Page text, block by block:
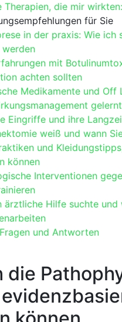
Therapien, die mir⁢ wirkten:
​für ‌Sie
​in der praxis: Wie
mit
achten sollten
Medikamente und⁣
Eingriffe und ihre
weiß⁤ und wann
und
können
Interventionen
ärztliche Hilfe suchte
und Antworten
⁤die⁣